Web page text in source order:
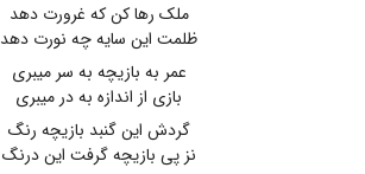
ملک رها کن که غرورت دهد
ظلمت این سایه چه نورت دهد
عمر به بازیچه به سر میبری
بازی از اندازه به در میبری
گردش این گنبد بازیچه رنگ
نز پی بازیچه گرفت این درنگ